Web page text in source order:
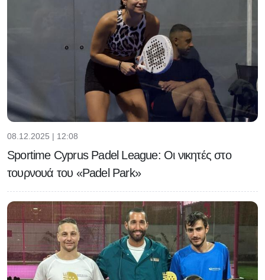
08.12.2025 | 12:08
Sportime Cyprus Padel League: Οι νικητές στο
τουρνουά του «Padel Park»